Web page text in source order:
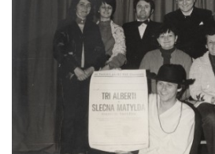
KDY, KDE A CO HRAJEME
HRY OD ROKU 1973